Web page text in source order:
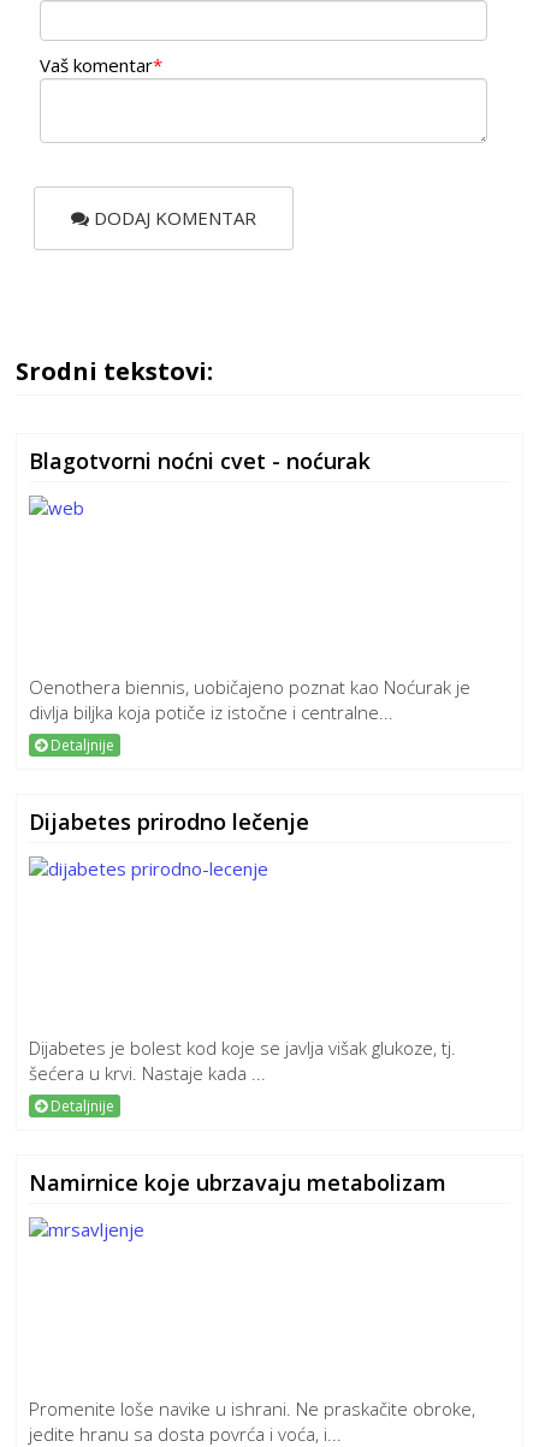
Vaš komentar*
DODAJ KOMENTAR
Srodni tekstovi:
Blagotvorni noćni cvet - noćurak
Oenothera biennis, uobičajeno poznat kao Noćurak je
divlja biljka koja potiče iz istočne i centralne...
Detaljnije
Dijabetes prirodno lečenje
Dijabetes je bolest kod koje se javlja višak glukoze, tj.
šećera u krvi. Nastaje kada ...
Detaljnije
Namirnice koje ubrzavaju metabolizam
Promenite loše navike u ishrani. Ne praskačite obroke,
jedite hranu sa dosta povrća i voća, i...